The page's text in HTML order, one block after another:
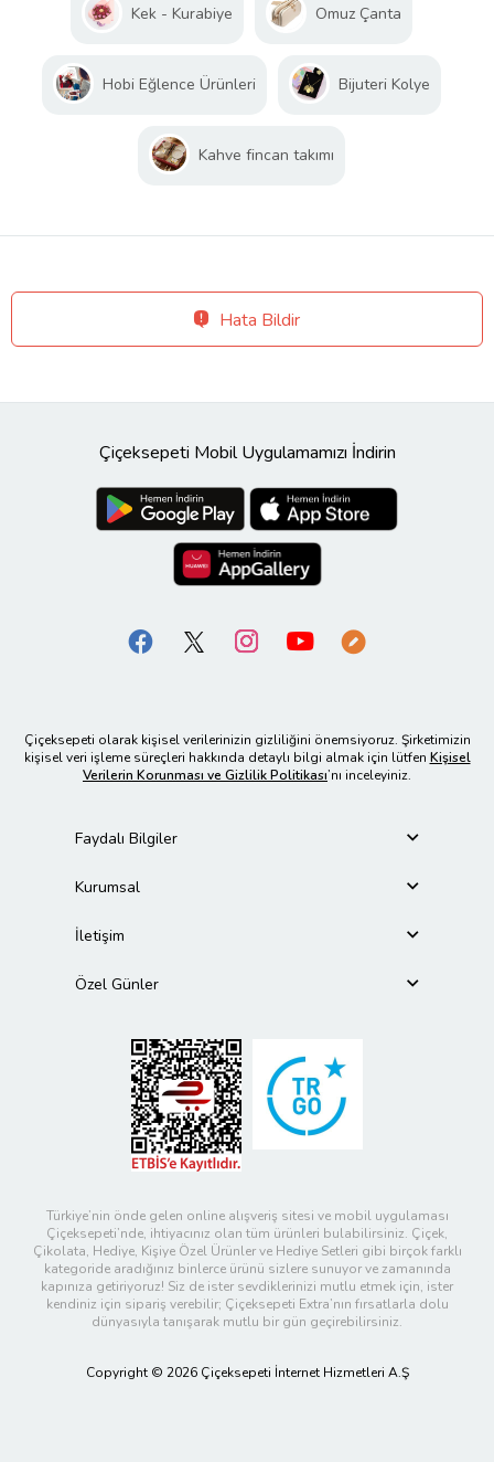
Kek - Kurabiye Omuz Çanta
Hobi Eğlence Ürünleri Bijuteri Kolye
Kahve fincan takımı
Hata Bildir
Çiçeksepeti Mobil Uygulamamızı İndirin
Çiçeksepeti olarak kişisel verilerinizin gizliliğini önemsiyoruz. Şirketimizin
kişisel veri işleme süreçleri hakkında detaylı bilgi almak için lütfen Kişisel
Verilerin Korunması ve Gizlilik Politikası’nı inceleyiniz.
Faydalı Bilgiler
Kurumsal
İletişim
Özel Günler
Türkiye’nin önde gelen online alışveriş sitesi ve mobil uygulaması
Çiçeksepeti’nde, ihtiyacınız olan tüm ürünleri bulabilirsiniz. Çiçek,
Çikolata, Hediye, Kişiye Özel Ürünler ve Hediye Setleri gibi birçok farklı
kategoride aradığınız binlerce ürünü sizlere sunuyor ve zamanında
kapınıza getiriyoruz! Siz de ister sevdiklerinizi mutlu etmek için, ister
kendiniz için sipariş verebilir; Çiçeksepeti Extra’nın fırsatlarla dolu
dünyasıyla tanışarak mutlu bir gün geçirebilirsiniz.
Copyright © 2026 Çiçeksepeti İnternet Hizmetleri A.Ş